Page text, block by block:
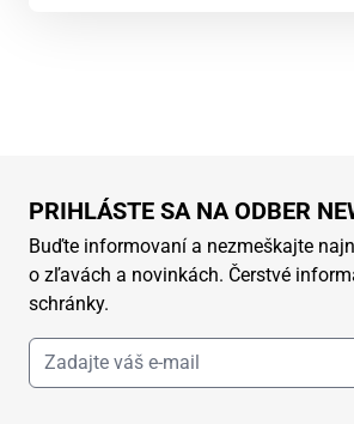
PRIHLÁSTE SA NA ODBER
Buďte informovaní a nezmeškajte
o zľavách a novinkách. Čerstvé
schránky.